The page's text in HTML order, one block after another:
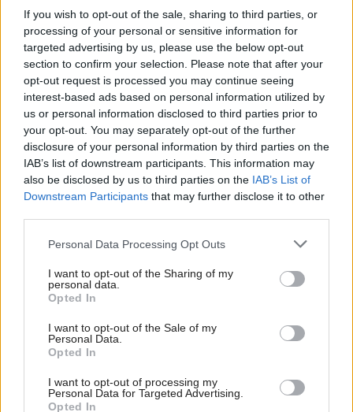
If you wish to opt-out of the sale, sharing to third parties, or
processing of your personal or sensitive information for
targeted advertising by us, please use the below opt-out
section to confirm your selection. Please note that after your
opt-out request is processed you may continue seeing
interest-based ads based on personal information utilized by
us or personal information disclosed to third parties prior to
your opt-out. You may separately opt-out of the further
disclosure of your personal information by third parties on the
IAB’s list of downstream participants. This information may
also be disclosed by us to third parties on the IAB’s List of
Downstream Participants that may further disclose it to other
Please note that this website/app uses one or more Google
not limited to your visit or usage behaviour. You may click to
grant or deny consent to Google and its third-party tags to
use your data for below specified purposes in below Google
consent section.
Personal Data Processing Opt Outs
I want to opt-out of the Sharing of my
personal data.
Opted In
I want to opt-out of the Sale of my
Personal Data.
Opted In
I want to opt-out of processing my
Personal Data for Targeted Advertising.
Opted In
7
Sabína Zavarská
Zdroj: livingetc.com
Kategória: Spálňa
Tagy: ergonómia
nábytok do spálne
závesy